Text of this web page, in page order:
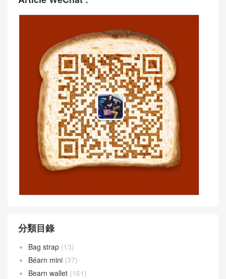
分類目錄
Bag strap (13)
Béarn mini (37)
Bearn wallet (161)